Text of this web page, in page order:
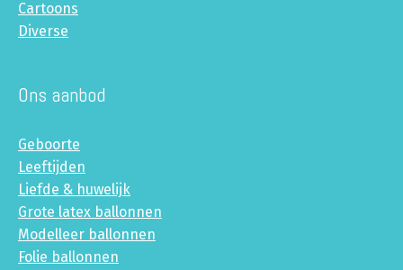
Cartoons
Diverse
Ons aanbod
Geboorte
Leeftijden
Liefde & huwelijk
Grote latex ballonnen
Modelleer ballonnen
Folie ballonnen